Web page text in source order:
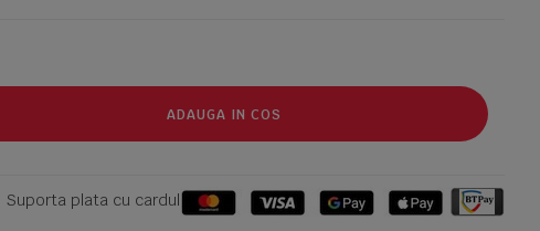
ADAUGA IN COS
Suporta plata cu cardul